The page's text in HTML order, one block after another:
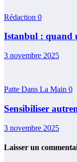
Rédaction 0
Istanbul : quand
3 novembre 2025
Patte Dans La Main 0
Sensibiliser
3 novembre 2025
Laisser un